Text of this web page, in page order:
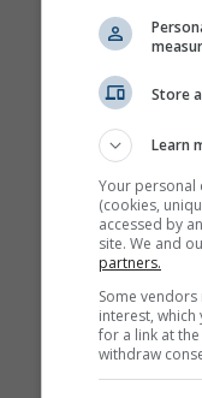
Store
Learn
Your personal
(cookies,
accessed by
site. We and
partners.
Some
interest,
for a link at
withdraw